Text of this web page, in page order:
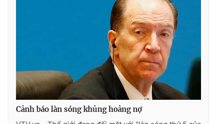
Đài Truyền hình Việt Nam
Thời báo VTV
Giấy phép hoạt động báo in và báo điện tử số 483/GP-BTTTT
Tổng Biên tập:Vũ Thanh Thủy
Phó Tổng Biên tập:
Nguyễn Thị Mỹ Hạnh, Phạm Quốc Thắng,
Nguyễn Trọng Ninh
024.38 355 931 - 024.38 355 932
Cảnh báo làn sóng khủng hoảng nợ